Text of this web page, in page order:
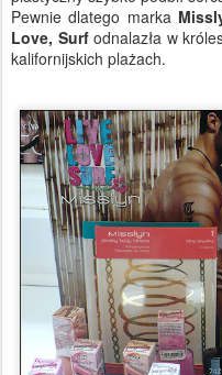
Pewnie dlatego marka
Love, Surfodnalazła w
kalifornijskich plażach.